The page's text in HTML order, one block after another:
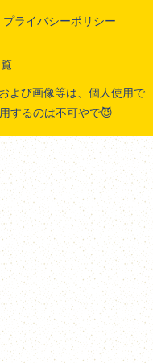
プライバシーポリシー
よび画像等は、個人使用で
するのは不可やで😈